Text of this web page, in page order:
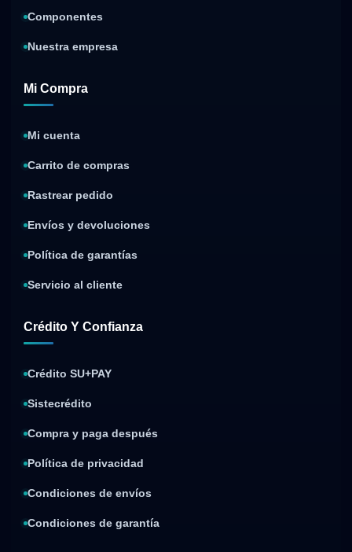
Componentes
Nuestra empresa
Mi Compra
Mi cuenta
Carrito de compras
Rastrear pedido
Envíos y devoluciones
Política de garantías
Servicio al cliente
Crédito Y Confianza
Crédito SU+PAY
Sistecrédito
Compra y paga después
Política de privacidad
Condiciones de envíos
Condiciones de garantía